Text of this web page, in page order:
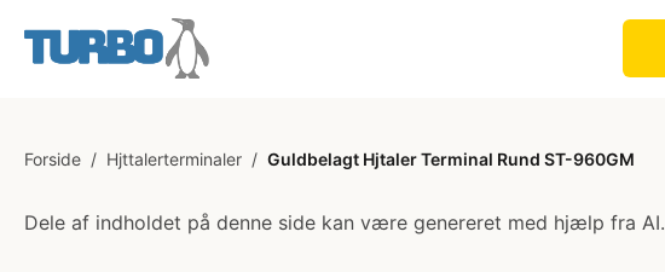
Forside / Hjttalerterminaler / Guldbelagt Hjtaler Terminal Rund ST-960GM
Dele af indholdet på denne side kan være genereret med hjælp fra AI.